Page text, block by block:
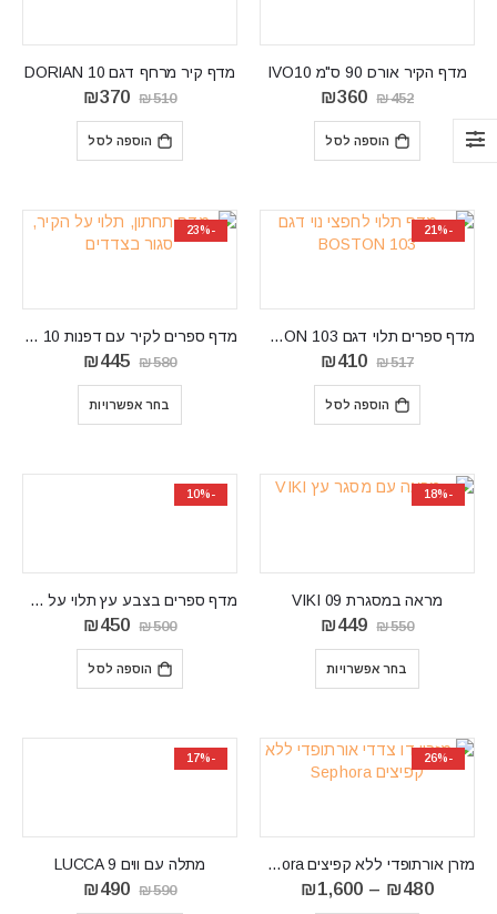
מדף הקיר אורכו 90 ס"מ IVO10
₪452
המחיר
היה:
₪452.
₪360
המחיר
הוספה לסל
מדף קיר מרחף דגם DORIAN 10
₪510
המחיר
היה:
₪510.
₪370
המחיר
הוספה לסל
-21%
מדף ספרים תלוי דגם BOSTON 103
₪517
המחיר
היה:
₪517.
₪410
המחיר
הוספה לסל
-23%
מדף ספרים לקיר עם דפנות KRIS-VERO 10
₪580
המחיר
₪580.
₪445
המחיר
בחר אפשרויות
-18%
מראה במסגרת VIKI 09
₪550
המחיר
₪550.
₪449
המחיר
בחר אפשרויות
-10%
מדף ספרים בצבע עץ תלוי על הקיר SNOBI SB12
₪500
המחיר
היה:
₪500.
₪450
המחיר
הוספה לסל
-26%
מזרן אורתופדי ללא קפיצים Sephora
₪480
–
₪1,600
טווח
-17%
מתלה עם ווים LUCCA 9
₪590
המחיר
₪490
המחיר